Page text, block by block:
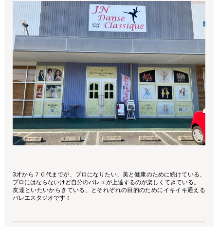
3才から７０代までが、プロになりたい、美と健康のために続けている、
プロにはならないけど自分のバレエが上達するのが楽しくてきている。
友達といたいからきている、とそれぞれの目的のためにイキイキ通える
バレエスタジオです！